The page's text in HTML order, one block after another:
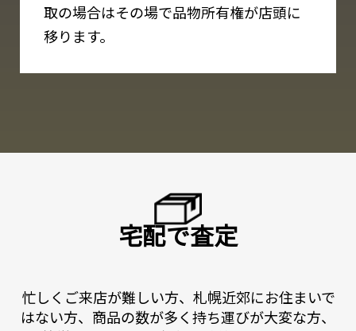
取の場合はその場で品物所有権が店頭に
移ります。
宅配で査定
忙しくご来店が難しい方、札幌近郊にお住まいで
はない方、商品の数が多く持ち運びが大変な方、